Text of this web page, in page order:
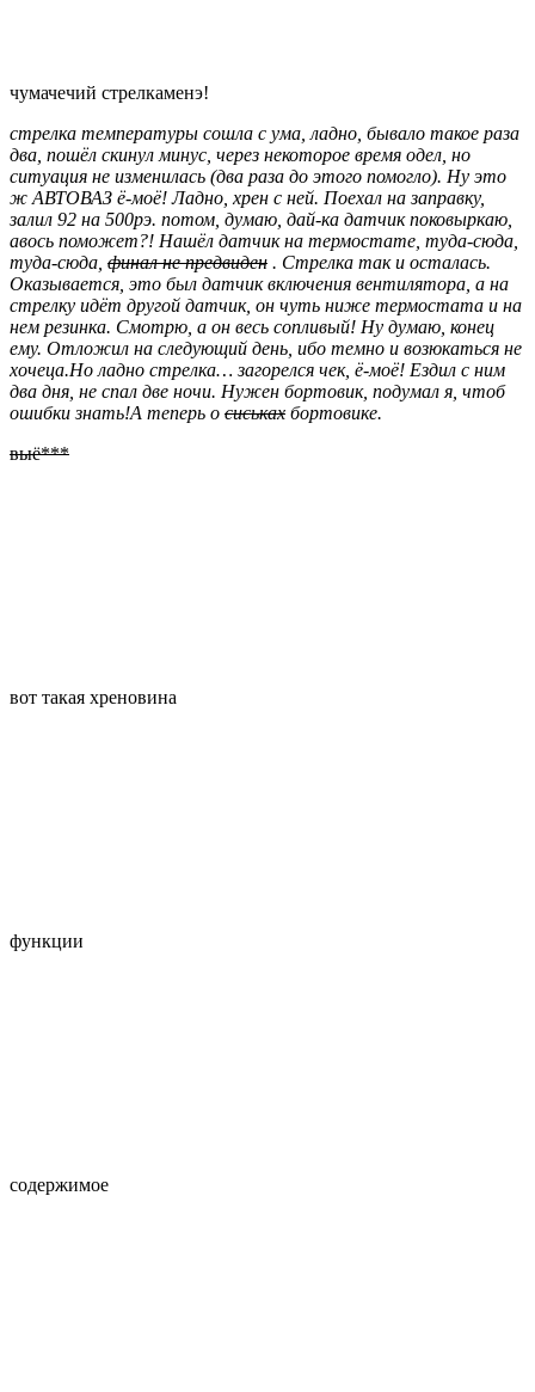
чумачечий стрелкаменэ!
стрелка температуры сошла с ума, ладно, бывало такое раза
два, пошёл скинул минус, через некоторое время одел, но
ситуация не изменилась (два раза до этого помогло). Ну это
ж АВТОВАЗ ё-моё! Ладно, хрен с ней. Поехал на заправку,
залил 92 на 500рэ. потом, думаю, дай-ка датчик поковыркаю,
авось поможет?! Нашёл датчик на термостате, туда-сюда,
туда-сюда, финал не предвиден . Стрелка так и осталась.
Оказывается, это был датчик включения вентилятора, а на
стрелку идёт другой датчик, он чуть ниже термостата и на
нем резинка. Смотрю, а он весь сопливый! Ну думаю, конец
ему. Отложил на следующий день, ибо темно и возюкаться не
хочеца.Но ладно стрелка… загорелся чек, ё-моё! Ездил с ним
два дня, не спал две ночи. Нужен бортовик, подумал я, чтоб
ошибки знать!А теперь о сиськах бортовике.
выё***
вот такая хреновина
функции
содержимое